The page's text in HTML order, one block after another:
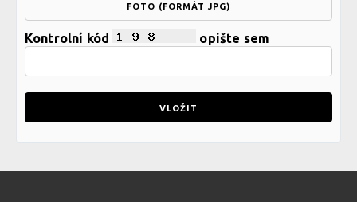
FOTO (FORMÁT JPG)
Kontrolní kód opište sem